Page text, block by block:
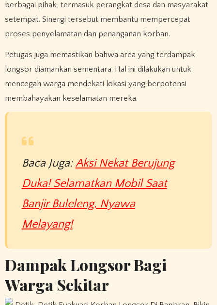
berbagai pihak, termasuk perangkat desa dan masyarakat
setempat. Sinergi tersebut membantu mempercepat
proses penyelamatan dan penanganan korban.
Petugas juga memastikan bahwa area yang terdampak
longsor diamankan sementara. Hal ini dilakukan untuk
mencegah warga mendekati lokasi yang berpotensi
membahayakan keselamatan mereka.
Baca Juga:Aksi Nekat Berujung
Duka! Selamatkan Mobil Saat
Banjir Buleleng, Nyawa
Melayang!
Dampak Longsor Bagi
Warga Sekitar